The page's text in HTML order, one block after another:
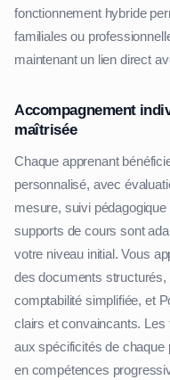
fonctionnement hybride
familiales ou
maintenant un lien direct
Accompagnement
maîtrisée
Chaque apprenant
personnalisé, avec
mesure, suivi
supports de cours sont
votre niveau initial. Vous
des documents
comptabilité simplifiée, et
clairs et convaincants.
aux spécificités de chaque
en compétences